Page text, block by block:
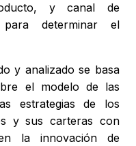
y canal de
determinar el
y analizado se basa
el modelo de las
estrategias de los
y sus carteras con
la innovación de